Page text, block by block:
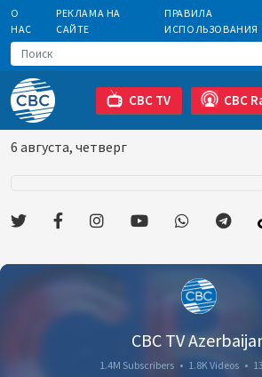
О
НАС
РЕКЛАМА НА
САЙТЕ
ПРАВИЛА
ИСПОЛЬЗОВАНИЯ
CBC TV CBC
6 августа, четверг
CBC TV
1.4M Subscribers • 1.8K Videos •